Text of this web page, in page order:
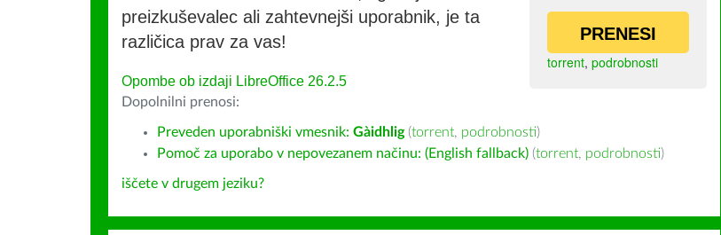
PRENESI
torrent, podrobnosti
preizkuševalec ali zahtevnejši uporabnik, je ta
različica prav za vas!
Opombe ob izdaji LibreOffice 26.2.5
Dopolnilni prenosi:
Preveden uporabniški vmesnik: Gàidhlig (torrent, podrobnosti)
Pomoč za uporabo v nepovezanem načinu: (English fallback) (torrent, podrobnosti)
iščete v drugem jeziku?